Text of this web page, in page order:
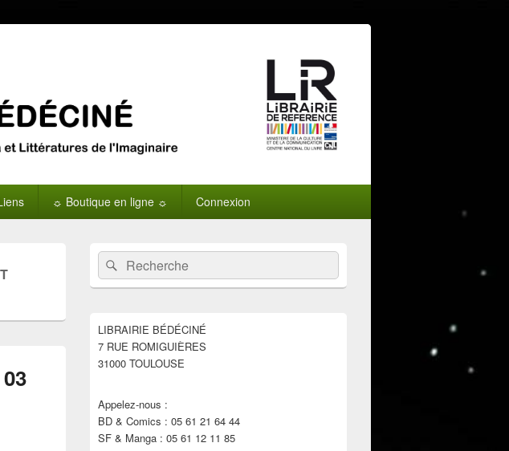
☼ Boutique en ligne ☼ Connexion
Zone
principale
de
widget
barre
latérale
Recherche :Rechercher
LIBRAIRIE BÉDÉCINÉ
7 RUE ROMIGUIÈRES
31000 TOULOUSE
Appelez-nous :
BD & Comics : 05 61 21 64 44
SF & Manga : 05 61 12 11 85